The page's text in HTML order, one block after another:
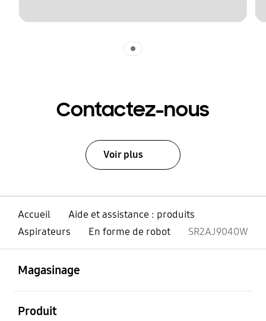
Contactez-nous
Voir plus
Accueil
Aide et assistance : produits
Aspirateurs
En forme de robot SR2AJ9040W
Magasinage
Produit